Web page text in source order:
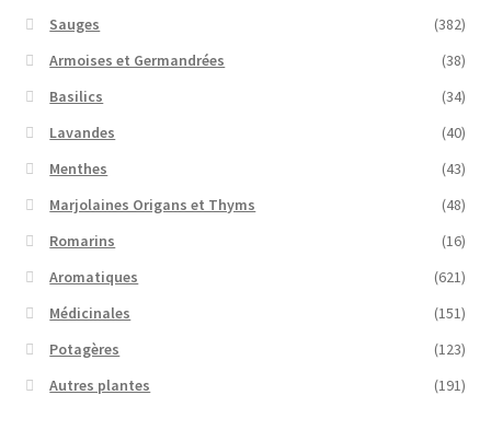
Sauges
(382)
Armoises et Germandrées
(38)
Basilics
(34)
Lavandes
(40)
Menthes
(43)
Marjolaines Origans et Thyms
(48)
Romarins
(16)
Aromatiques
(621)
Médicinales
(151)
Potagères
(123)
Autres plantes
(191)